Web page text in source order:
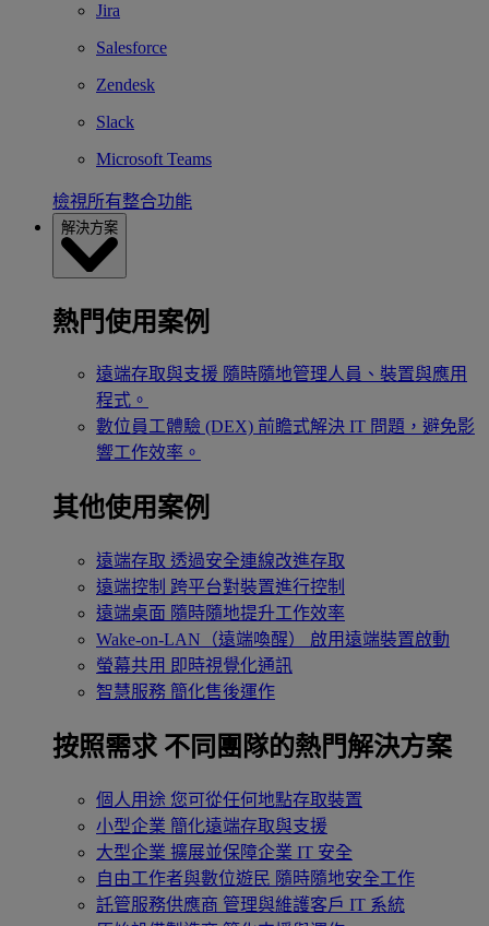
Jira
Salesforce
Zendesk
Slack
Microsoft Teams
檢視所有整合功能
解決方案
熱門使用案例
遠端存取與支援 隨時隨地管理人員、裝置與應用
程式。
數位員工體驗 (DEX) 前瞻式解決 IT 問題，避免影
響工作效率。
其他使用案例
遠端存取 透過安全連線改進存取
遠端控制 跨平台對裝置進行控制
遠端桌面 隨時隨地提升工作效率
Wake-on-LAN（遠端喚醒）
啟用遠端裝置啟動
螢幕共用 即時視覺化通訊
智慧服務 簡化售後運作
按照需求 不同團隊的熱門解決方案
個人用途 您可從任何地點存取裝置
小型企業 簡化遠端存取與支援
大型企業 擴展並保障企業 IT 安全
自由工作者與數位遊民 隨時隨地安全工作
託管服務供應商 管理與維護客戶 IT 系統